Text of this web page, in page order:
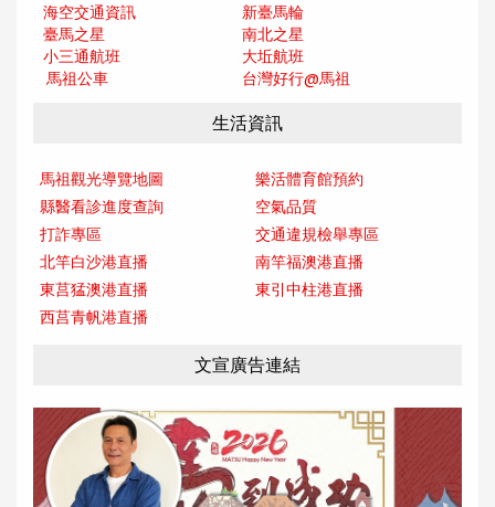
海空交通資訊
新臺馬輪
臺馬之星
南北之星
小三通航班
大坵航班
馬祖公車
台灣好行@馬祖
生活資訊
馬祖觀光導覽地圖
樂活體育館預約
縣醫看診進度查詢
空氣品質
打詐專區
交通違規檢舉專區
北竿白沙港直播
南竿福澳港直播
東莒猛澳港直播
東引中柱港直播
西莒青帆港直播
文宣廣告連結